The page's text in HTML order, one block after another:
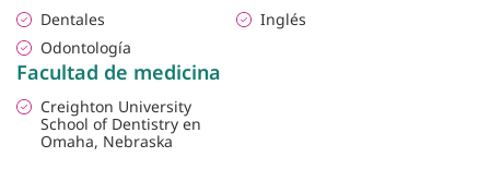
Dentales
Odontología
Inglés
Facultad de medicina
Creighton University
School of Dentistry en
Omaha, Nebraska